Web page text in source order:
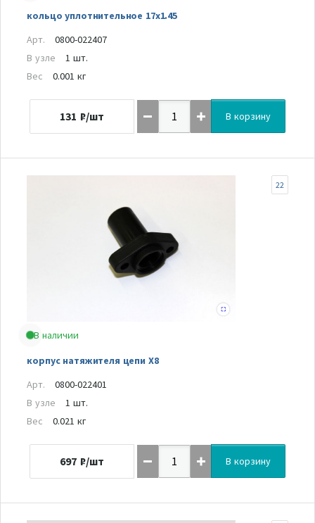
кольцо уплотнительное 17x1.45
Арт.
0800-022407
В узле
1 шт.
Вес
0.001 кг
131 ₽/шт В корзину
В наличии
корпус натяжителя цепи Х8
22
Арт.
0800-022401
В узле
1 шт.
Вес
0.021 кг
697 ₽/шт В корзину